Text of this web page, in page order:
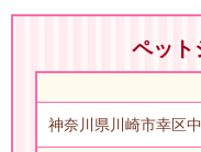
ペット
神奈川県川崎市幸区